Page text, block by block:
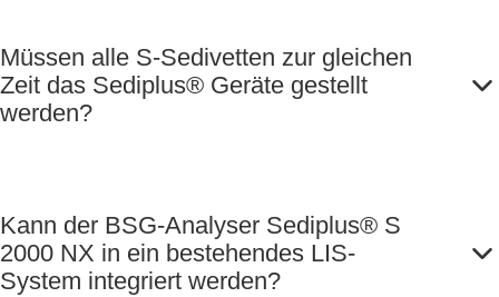
Müssen alle S-Sedivetten zur gleichen
Zeit das Sediplus® Geräte gestellt
werden?
Kann der BSG-Analyser Sediplus® S
2000 NX in ein bestehendes LIS-
System integriert werden?